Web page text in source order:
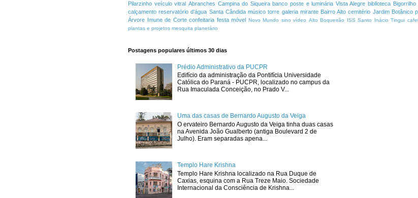
Pilarzinho veículo vitral Abranches Campina do Siqueira banco poste e luminária Vista Alegre biblioteca Bigorrilho
calçamento reservatório d'água Santa Cândida músico torre galeria mirante Bairro Alto cemitério Jardim Botânico
Árvore Imune de Corte confeitaria festa móvel Novo Mundo sino vídeo Alto Boqueirão ISS Santo Inácio Tingui
plantas e projetos mesquita planetário
Postagens populares últimos 30 dias
Prédio Administrativo da PUCPR
Edifício da administração da Pontifícia Universidade
Católica do Paraná - PUCPR, localizado no campus da
Rua Imaculada Conceição, no Prado V...
Uma das casas de Bernardo Augusto da Veiga
O ervateiro Bernardo Augusto da Veiga tinha duas casas
na Avenida João Gualberto (antiga Boulevard 2 de
Julho). Eram separadas apena...
Templo Hare Krishna
Templo Hare Krishna localizado na Rua Duque de
Caxias, esquina com a Rua Treze Maio. Sociedade
Internacional da Consciência de Krishna...